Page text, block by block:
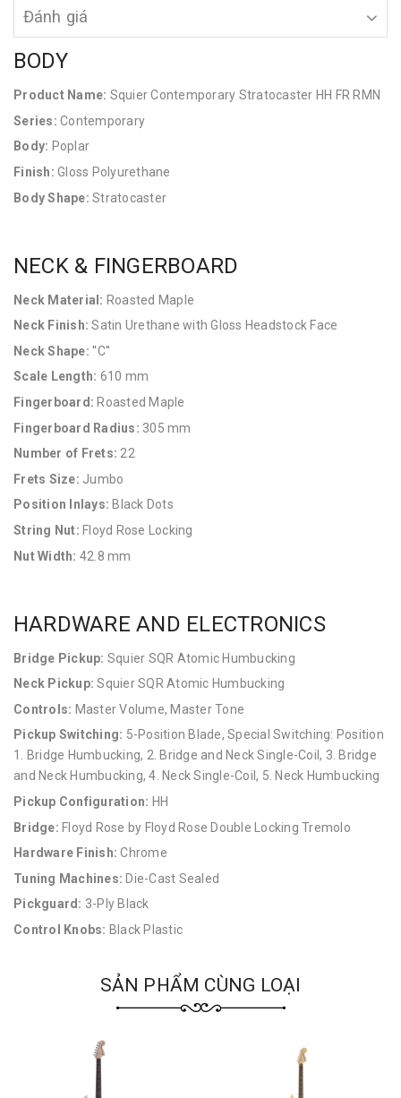
Đánh giá
BODY
Product Name: Squier Contemporary Stratocaster HH FR RMN
Series: Contemporary
Body: Poplar
Finish: Gloss Polyurethane
Body Shape: Stratocaster
NECK & FINGERBOARD
Neck Material: Roasted Maple
Neck Finish: Satin Urethane with Gloss Headstock Face
Neck Shape: ''C''
Scale Length: 610 mm
Fingerboard: Roasted Maple
Fingerboard Radius: 305 mm
Number of Frets: 22
Frets Size: Jumbo
Position Inlays: Black Dots
String Nut: Floyd Rose Locking
Nut Width: 42.8 mm
HARDWARE AND ELECTRONICS
Bridge Pickup: Squier SQR Atomic Humbucking
Neck Pickup: Squier SQR Atomic Humbucking
Controls: Master Volume, Master Tone
Pickup Switching: 5-Position Blade, Special Switching: Position
1. Bridge Humbucking, 2. Bridge and Neck Single-Coil, 3. Bridge
and Neck Humbucking, 4. Neck Single-Coil, 5. Neck Humbucking
Pickup Configuration: HH
Bridge: Floyd Rose by Floyd Rose Double Locking Tremolo
Hardware Finish: Chrome
Tuning Machines: Die-Cast Sealed
Pickguard: 3-Ply Black
Control Knobs: Black Plastic
SẢN PHẨM CÙNG LOẠI